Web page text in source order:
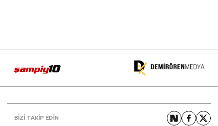
BİZİ TAKİP EDİN